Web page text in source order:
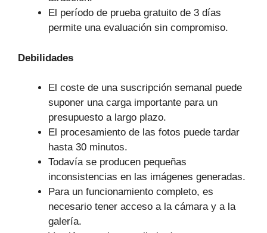
El período de prueba gratuito de 3 días
permite una evaluación sin compromiso.
Debilidades
El coste de una suscripción semanal puede
suponer una carga importante para un
presupuesto a largo plazo.
El procesamiento de las fotos puede tardar
hasta 30 minutos.
Todavía se producen pequeñas
inconsistencias en las imágenes generadas.
Para un funcionamiento completo, es
necesario tener acceso a la cámara y a la
galería.